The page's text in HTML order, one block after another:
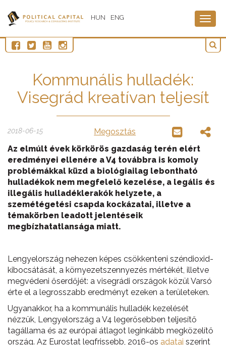
HUN ENG
Kommunális hulladék:
Visegrád kreatívan teljesít
2018-06-15
Megosztás
Az elmúlt évek körkörös gazdaság terén elért
eredményei ellenére a V4 továbbra is komoly
problémákkal küzd a biológiailag lebontható
hulladékok nem megfelelő kezelése, a legális és
illegális hulladéklerakók helyzete, a
szemétégetési csapda kockázatai, illetve a
témakörben leadott jelentéseik
megbízhatatlansága miatt.
Lengyelország nehezen képes csökkenteni széndioxid-
kibocsátását, a környezetszennyezés mértékét, illetve
megvédeni őserdőjét: a visegrádi országok közül Varsó
érte el a legrosszabb eredményt ezeken a területeken.
Ugyanakkor, ha a kommunális hulladék kezelését
nézzük, Lengyelország a V4 legerősebben teljesítő
tagállama és az európai átlagot leginkább megközelítő
ország. Az Eurostat legfrissebb, 2016-os adatai szerint